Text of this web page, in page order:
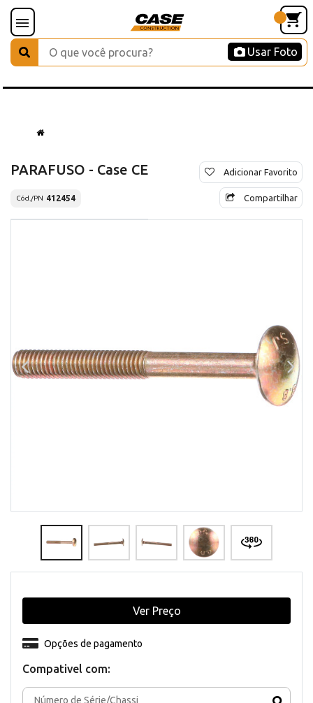
Usar Foto
PARAFUSO - Case CE
Cód./PN 412454
Adicionar Favorito
Compartilhar
Compativel com:
Opções de pagamento
Ver Preço